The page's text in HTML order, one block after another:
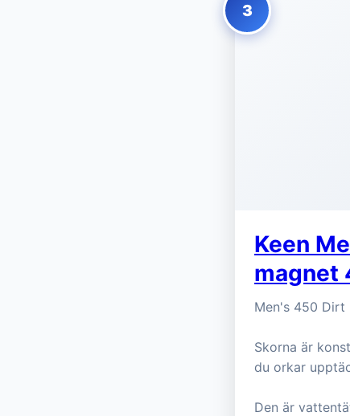
3
Keen
magnet
Men's 450 Dirt
Skorna är
du orkar
Den är